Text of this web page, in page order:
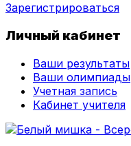
Зарегистрироваться
Личный кабинет
Ваши результаты
Ваши олимпиады
Учетная запись
Кабинет учителя